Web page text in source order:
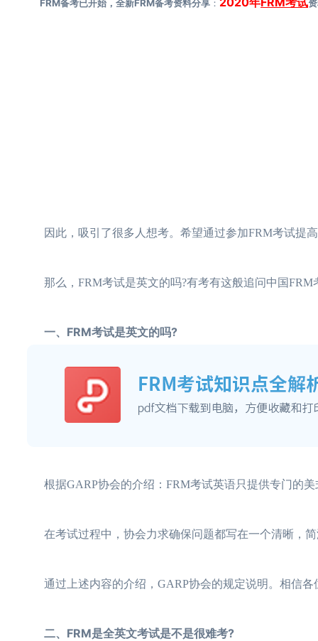
FRM备考已开始，全新FRM备考资料分享 ：
因此，吸引了很多人想考。希望通过参加FRM考试提
那么，FRM考试是英文的吗?有考有这般追问中国FRM
一、FRM考试是英文的吗?
根据GARP协会的介绍：FRM考试英语只提供专门的美
在考试过程中，协会力求确保问题都写在一个清晰，简
通过上述内容的介绍，GARP协会的规定说明。相信各
二、FRM是全英文考试是不是很难考?